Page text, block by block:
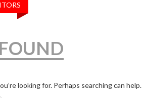
looking for. Perhaps searching can help.